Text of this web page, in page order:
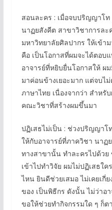
สอนละคร : เมื่อจบปริญญาโ
นาฏยสังคีต สาขาวิชาการล
มหาวิทยาลัยศิลปากร ให้เข้า
คือ เป็นโอกาสที่ผมจะได้ตอ
อาจารย์ที่หยิบยื่นโอกาสให้ ผ
มาค่อนข้างเยอะมาก แต่จบไ
ภาษาไทย เนื่องจากว่า สำห
คณะวิชาที่สร้างผมขึ้นมา
ปฏิเสธไม่เป็น : ช่วงปริญญาโ
ให้กับอาจารย์ที่ภาควิชา นาฏ
ทางสาขานั้น ทำละครไปด้วย
เข้าไปทำวิจัย ผมไม่ปฏิเสธใค
ไหน ยินดีช่วยเสมอ ไม่เคยเกี่
ของ เป็นพิธีกร ดังนั้น ไม่ว่าอ
ขอให้ช่วยทำกิจกรรมใด ๆ ก็